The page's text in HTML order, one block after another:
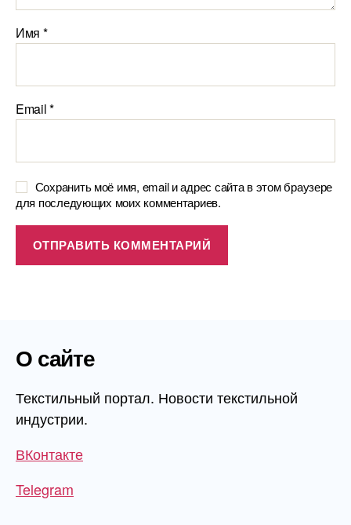
Имя *
Email*
Сохранить моё имя, email и адрес сайта в этом браузере
для последующих моих комментариев.
О сайте
Текстильный портал. Новости текстильной
индустрии.
ВКонтакте
Telegram